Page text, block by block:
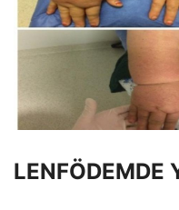
LENFÖDEMDE